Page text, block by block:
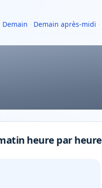
Demain · Demain après-midi ·
heure par heure